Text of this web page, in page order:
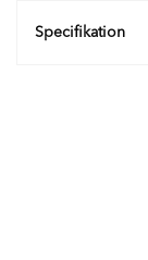
Specifikation